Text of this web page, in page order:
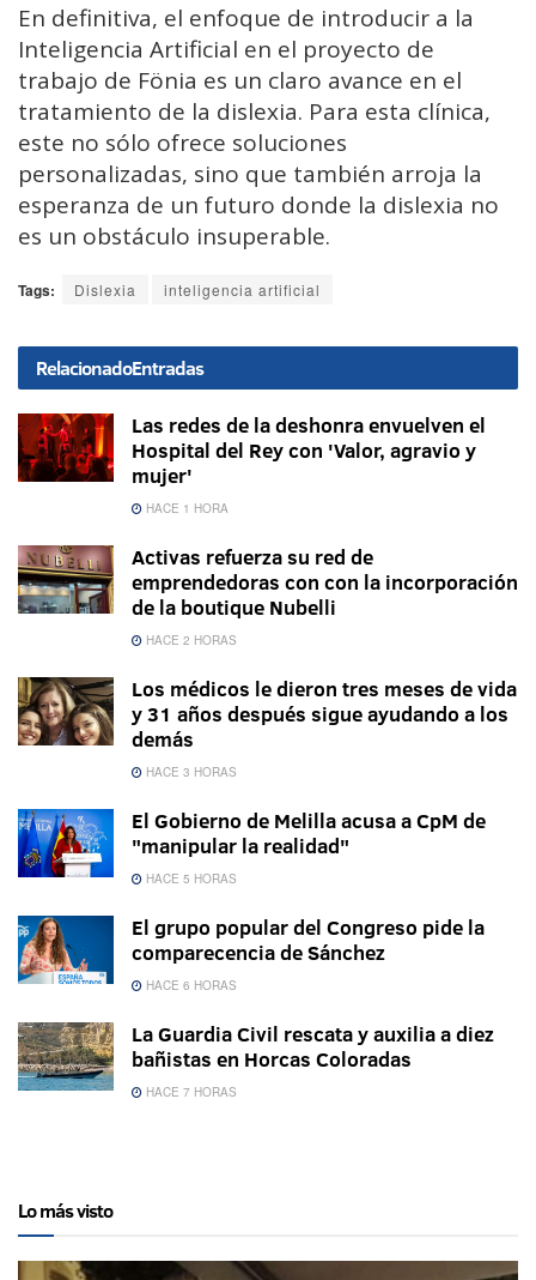
En definitiva, el enfoque de introducir a la
Inteligencia Artificial en el proyecto de
trabajo de Fönia es un claro avance en el
tratamiento de la dislexia. Para esta clínica,
este no sólo ofrece soluciones
personalizadas, sino que también arroja la
esperanza de un futuro donde la dislexia no
es un obstáculo insuperable.
Tags: Dislexia inteligencia artificial
RelacionadoEntradas
Las redes de la deshonra envuelven el
Hospital del Rey con 'Valor, agravio y
mujer'
HACE 1 HORA
Activas refuerza su red de
emprendedoras con con la incorporación
de la boutique Nubelli
HACE 2 HORAS
Los médicos le dieron tres meses de vida
y 31 años después sigue ayudando a los
demás
HACE 3 HORAS
El Gobierno de Melilla acusa a CpM de
"manipular la realidad"
HACE 5 HORAS
El grupo popular del Congreso pide la
comparecencia de Sánchez
HACE 6 HORAS
La Guardia Civil rescata y auxilia a diez
bañistas en Horcas Coloradas
HACE 7 HORAS
Lo más visto